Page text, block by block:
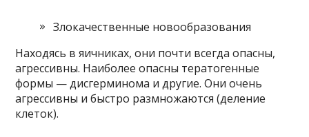
Злокачественные новообразования
Находясь в яичниках, они почти всегда опасны,
агрессивны. Наиболее опасны тератогенные
формы — дисгерминома и другие. Они очень
агрессивны и быстро размножаются (деление
клеток).